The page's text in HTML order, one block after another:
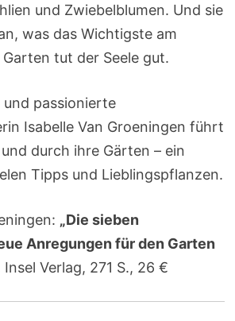
und Zwiebelblumen. Und sie
was das Wichtigste am
tut der Seele gut.
und passionierte
Isabelle Van Groeningen führt
durch ihre Gärten – ein
Tipps und Lieblingspflanzen.
„Die sieben
Anregungen für den Garten
Insel Verlag, 271 S., 26 €